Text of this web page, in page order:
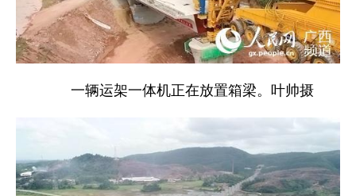
一辆运架一体机正在放置箱梁。叶帅摄